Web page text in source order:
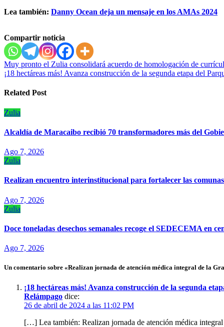
Lea también: Danny Ocean deja un mensaje en los AMAs 2024
Compartir noticia
Navegación
de
entradas
Muy pronto el Zulia consolidará acuerdo de homologación de
¡18 hectáreas más! Avanza construcción de la segunda etapa del
Related Post
Zulia
Alcaldía de Maracaibo recibió 70 transformadores más del
Ago 7, 2026
Zulia
Realizan encuentro interinstitucional para fortalecer las
Ago 7, 2026
Zulia
Doce toneladas desechos semanales recoge el SEDECEMA en
Ago 7, 2026
Un comentario sobre «Realizan jornada de atención médica integral de la
¡18 hectáreas más! Avanza construcción de la segunda
Relámpago dice:
26 de abril de 2024 a las 11:02 PM
[…] Lea también: Realizan jornada de atención médica